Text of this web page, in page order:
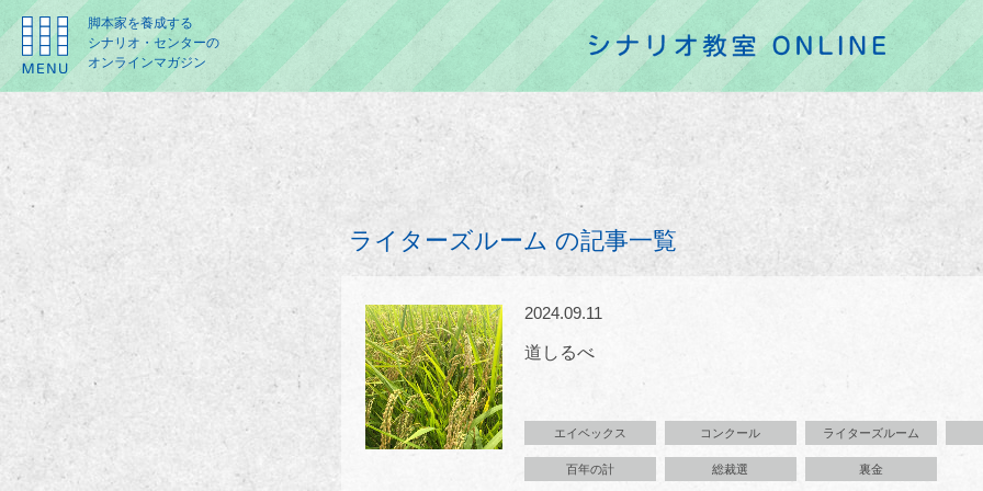
脚本家を養成する
シナリオ・センターの
オンラインマガジン
ライターズルーム の記事一覧
2024.09.11
道しるべ
エイベックス コンクール ライターズルーム
百年の計 総裁選 裏金